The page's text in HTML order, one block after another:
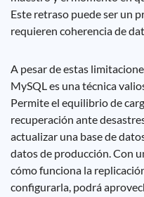
Este retraso puede ser un
requieren coherencia de
A pesar de estas
MySQL es una técnica
Permite el equilibrio de
recuperación ante
actualizar una base de
datos de producción. Con
cómo funciona la
configurarla, podrá